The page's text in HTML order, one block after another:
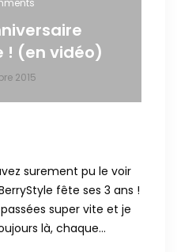
! (en vidéo)
2015
surement pu le voir
fête ses 3 ans !
super vite et je
là, chaque…